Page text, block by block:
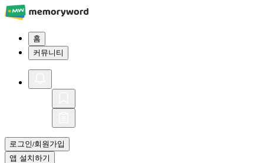
홈
커뮤니티
로그인/회원가입
앱 설치하기